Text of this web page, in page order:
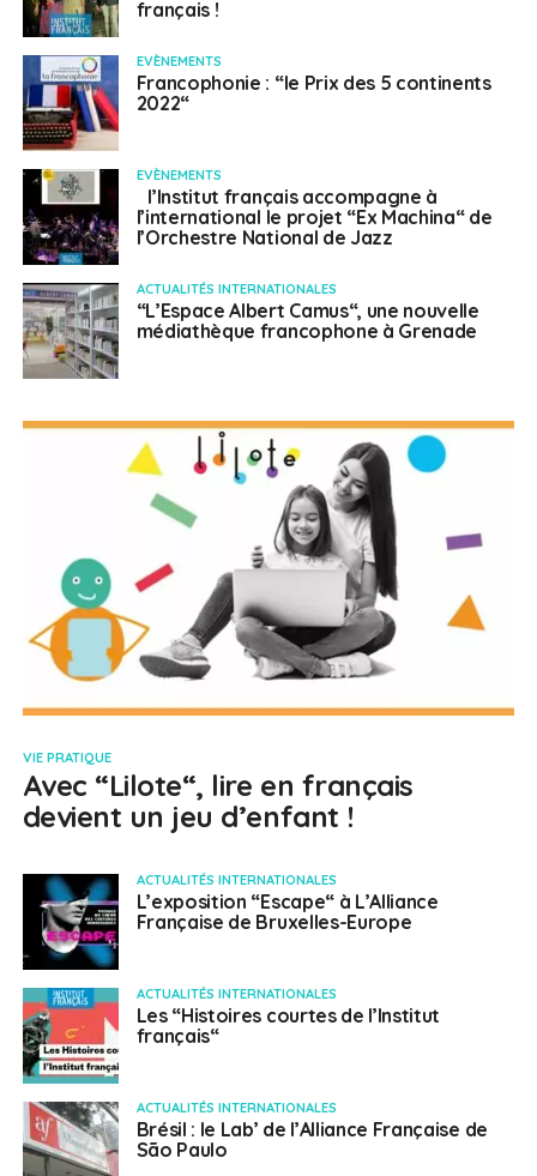
français !
EVÈNEMENTS
Francophonie : “le Prix des 5 continents
2022“
EVÈNEMENTS
l’Institut français accompagne à
l’international le projet “Ex Machina“ de
l’Orchestre National de Jazz
ACTUALITÉS INTERNATIONALES
“L’Espace Albert Camus“, une nouvelle
médiathèque francophone à Grenade
VIE PRATIQUE
Avec “Lilote“, lire en français
devient un jeu d’enfant !
ACTUALITÉS INTERNATIONALES
L’exposition “Escape“ à L’Alliance
Française de Bruxelles-Europe
ACTUALITÉS INTERNATIONALES
Les “Histoires courtes de l’Institut
français“
ACTUALITÉS INTERNATIONALES
Brésil : le Lab’ de l’Alliance Française de
São Paulo